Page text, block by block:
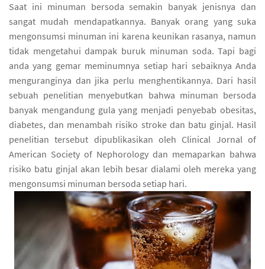
Saat ini minuman bersoda semakin banyak jenisnya dan
sangat mudah mendapatkannya. Banyak orang yang suka
mengonsumsi minuman ini karena keunikan rasanya, namun
tidak mengetahui dampak buruk minuman soda. Tapi bagi
anda yang gemar meminumnya setiap hari sebaiknya Anda
menguranginya dan jika perlu menghentikannya. Dari hasil
sebuah penelitian menyebutkan bahwa minuman bersoda
banyak mengandung gula yang menjadi penyebab obesitas,
diabetes, dan menambah risiko stroke dan batu ginjal. Hasil
penelitian tersebut dipublikasikan oleh Clinical Jornal of
American Society of Nephorology dan memaparkan bahwa
risiko batu ginjal akan lebih besar dialami oleh mereka yang
mengonsumsi minuman bersoda setiap hari.